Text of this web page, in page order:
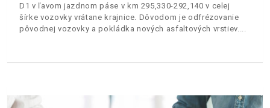
D1 v ľavom jazdnom páse v km 295,330-292,140 v celej
šírke vozovky vrátane krajnice. Dôvodom je odfrézovanie
pôvodnej vozovky a pokládka nových asfaltových vrstiev.